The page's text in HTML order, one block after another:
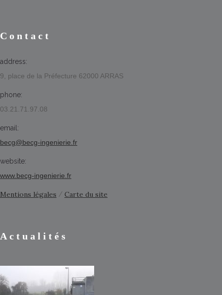
Contact
address:
9, place de la Préfecture 62000 ARRAS
phone:
03.21.71.97.08
email:
becg@becg-ingenierie.fr
website:
www.becg-ingenierie.fr
Mentions légales / Carte du site
Actualités